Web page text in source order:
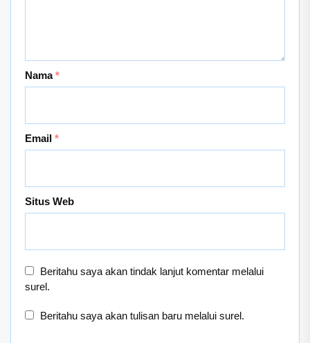
Nama*
Email *
Situs Web
Beritahu saya akan tindak lanjut komentar melalui
surel.
Beritahu saya akan tulisan baru melalui surel.